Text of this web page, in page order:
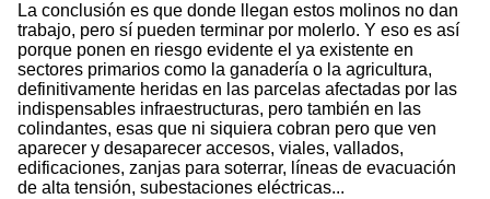
La conclusión es que donde llegan estos molinos no dan
trabajo, pero sí pueden terminar por molerlo. Y eso es así
porque ponen en riesgo evidente el ya existente en
sectores primarios como la ganadería o la agricultura,
definitivamente heridas en las parcelas afectadas por las
indispensables infraestructuras, pero también en las
colindantes, esas que ni siquiera cobran pero que ven
aparecer y desaparecer accesos, viales, vallados,
edificaciones, zanjas para soterrar, líneas de evacuación
de alta tensión, subestaciones eléctricas...